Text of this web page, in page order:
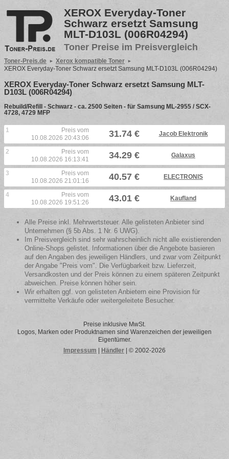
XEROX Everyday-Toner
Schwarz ersetzt Samsung
MLT-D103L (006R04294)
Toner Preise im Preisvergleich
Toner-Preis.de
Xerox kompatible Toner
XEROX Everyday-Toner Schwarz ersetzt Samsung MLT-D103L (006R04294)
XEROX Everyday-Toner Schwarz ersetzt Samsung MLT-
D103L (006R04294)
Rebuild/Refill - Schwarz - ca. 2500 Seiten - für Samsung ML-2955 / SCX-
4728, 4729 MFP
1
Preis vom
10.08.2026 20:43:06
31.74 € Jacob Elektronik
2
Preis vom
10.08.2026 16:13:41
34.29 € Galaxus
3
Preis vom
10.08.2026 21:01:16
40.57 € ELECTRONIS
4
Preis vom
10.08.2026 19:51:26
43.01 € Kaufland
Alle Preise inkl. Mehrwertsteuer. Alle gelisteten Anbieter sind
Unternehmen (§ 5b Abs. 1 Nr. 6 UWG).
Im Preisvergleich sind sehr wahrscheinlich nicht alle existierenden
Online-Shops gelistet. Informationen über die Angebote basieren
auf den Angaben des jeweiligen Händlers, und zwar vom Zeitpunkt
der Angabe "Preis vom". Die Verfügbarkeit bzw. Lieferzeit,
Versandkosten und der Preis können zu einem späteren Zeitpunkt
abweichen. Preise können höher sein.
Wir erhalten ggf. von gelisteten Anbietern eine Provision für
vermittelte Verkäufe oder weitergeleitete Besucher.
Preise inklusive MwSt.
Logos, Marken oder Produktnamen sind Warenzeichen der jeweiligen
Eigentümer.
Impressum
Händler | © 2002-2026